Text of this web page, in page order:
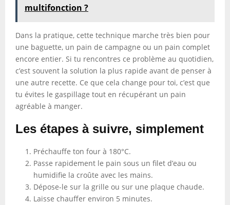
multifonction ?
Dans la pratique, cette technique marche très bien pour
une baguette, un pain de campagne ou un pain complet
encore entier. Si tu rencontres ce problème au quotidien,
c’est souvent la solution la plus rapide avant de penser à
une autre recette. Ce que cela change pour toi, c’est que
tu évites le gaspillage tout en récupérant un pain
agréable à manger.
Les étapes à suivre, simplement
Préchauffe ton four à 180°C.
Passe rapidement le pain sous un filet d’eau ou
humidifie la croûte avec les mains.
Dépose-le sur la grille ou sur une plaque chaude.
Laisse chauffer environ 5 minutes.